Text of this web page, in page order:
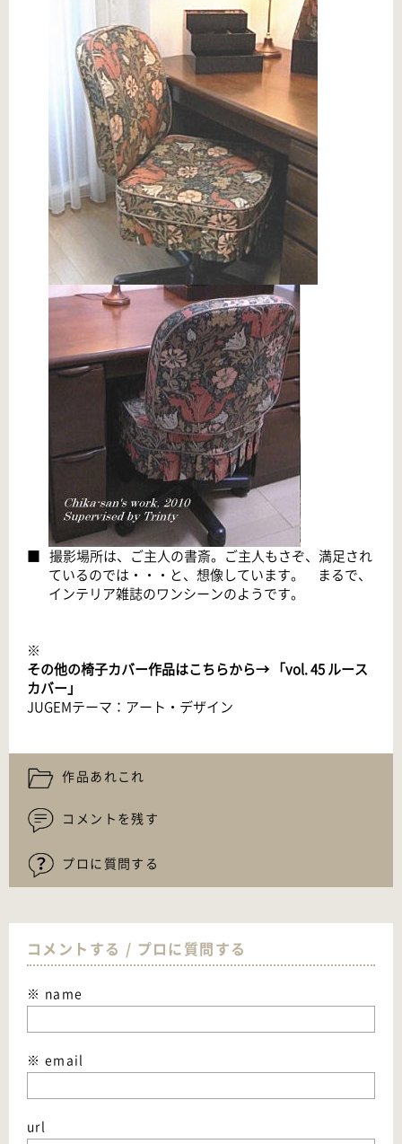
■ 撮影場所は、ご主人の書斎。ご主人もさぞ、満足され
ているのでは・・・と、想像しています。 まるで、
インテリア雑誌のワンシーンのようです。
※
その他の椅子カバー作品はこちらから→ 「vol. 45 ルース
カバー」
JUGEMテーマ： アート・デザイン
作品あれこれ
コメントを残す
プロに質問する
コメントする / プロに質問する
※ name
※ email
url